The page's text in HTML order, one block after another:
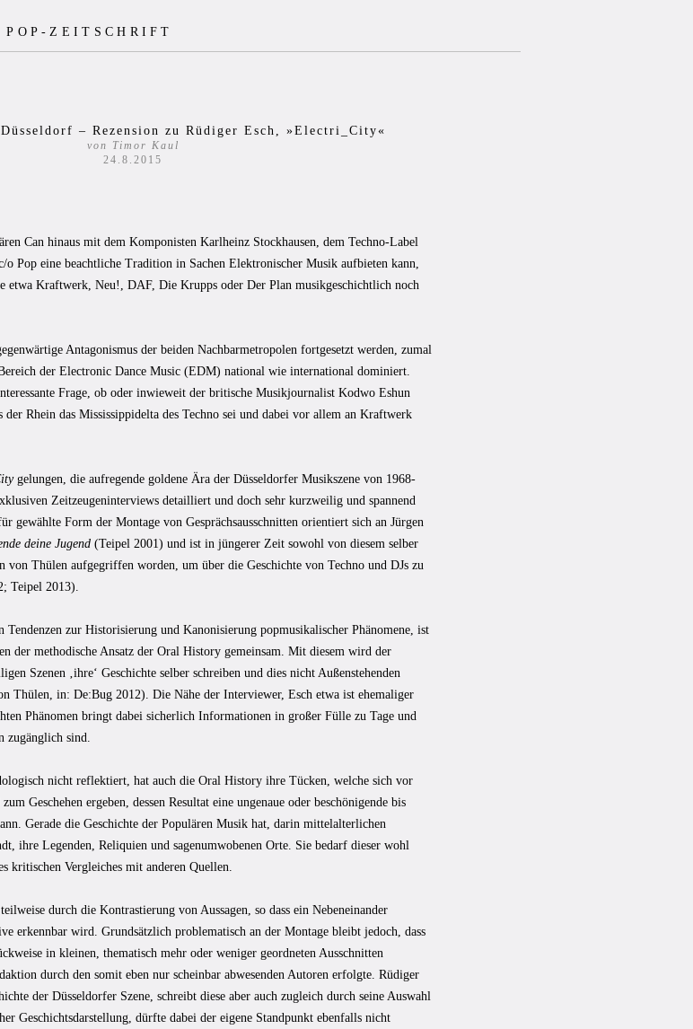
POP-ZEITSCHRIFT
– Rezension zu Rüdiger Esch, »Electri_City«
von Timor Kaul
24.8.2015
Can hinaus mit dem Komponisten Karlheinz Stockhausen, dem Techno-Label
o Pop eine beachtliche Tradition in Sachen Elektronischer Musik aufbieten kann,
etwa Kraftwerk, Neu!, DAF, Die Krupps oder Der Plan musikgeschichtlich noch
Antagonismus der beiden Nachbarmetropolen fortgesetzt werden, zumal
der Electronic Dance Music (EDM) national wie international dominiert.
Frage, ob oder inwieweit der britische Musikjournalist Kodwo Eshun
der Rhein das Mississippidelta des Techno sei und dabei vor allem an Kraftwerk
gelungen, die aufregende goldene Ära der Düsseldorfer Musikszene von 1968-
Zeitzeugeninterviews detailliert und doch sehr kurzweilig und spannend
gewählte Form der Montage von Gesprächsausschnitten orientiert sich an Jürgen
deine Jugend (Teipel 2001) und ist in jüngerer Zeit sowohl von diesem selber
von Thülen aufgegriffen worden, um über die Geschichte von Techno und DJs zu
Teipel 2013).
Tendenzen zur Historisierung und Kanonisierung popmusikalischer Phänomene, ist
der methodische Ansatz der Oral History gemeinsam. Mit diesem wird der
Szenen ‚ihre‘ Geschichte selber schreiben und dies nicht Außenstehenden
Thülen, in: De:Bug 2012). Die Nähe der Interviewer, Esch etwa ist ehemaliger
Phänomen bringt dabei sicherlich Informationen in großer Fülle zu Tage und
zugänglich sind.
nicht reflektiert, hat auch die Oral History ihre Tücken, welche sich vor
Geschehen ergeben, dessen Resultat eine ungenaue oder beschönigende bis
Gerade die Geschichte der Populären Musik hat, darin mittelalterlichen
ihre Legenden, Reliquien und sagenumwobenen Orte. Sie bedarf dieser wohl
kritischen Vergleiches mit anderen Quellen.
durch die Kontrastierung von Aussagen, so dass ein Nebeneinander
erkennbar wird. Grundsätzlich problematisch an der Montage bleibt jedoch, dass
in kleinen, thematisch mehr oder weniger geordneten Ausschnitten
durch den somit eben nur scheinbar abwesenden Autoren erfolgte. Rüdiger
der Düsseldorfer Szene, schreibt diese aber auch zugleich durch seine Auswahl
Geschichtsdarstellung, dürfte dabei der eigene Standpunkt ebenfalls nicht